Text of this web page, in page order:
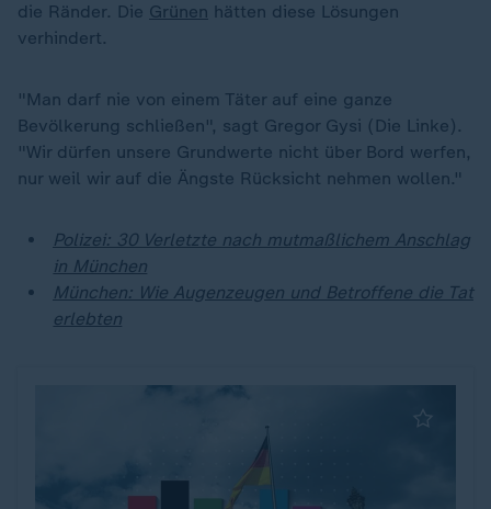
die Ränder. Die Grünen hätten diese Lösungen
verhindert.
"Man darf nie von einem Täter auf eine ganze
Bevölkerung schließen", sagt Gregor Gysi (Die Linke).
"Wir dürfen unsere Grundwerte nicht über Bord werfen,
nur weil wir auf die Ängste Rücksicht nehmen wollen."
Polizei: 30 Verletzte nach mutmaßlichem Anschlag
in München
München: Wie Augenzeugen und Betroffene die Tat
erlebten